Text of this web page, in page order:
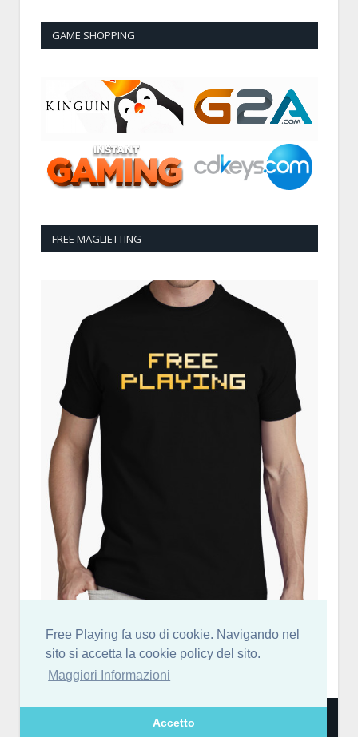
Free Playing fa uso di cookie. Navigando nel
sito si accetta la cookie policy del sito.
Maggiori Informazioni
Accetto
GAME SHOPPING
FREE MAGLIETTING
affiliazione che consente ai siti di percepire una commissione pubblicitaria